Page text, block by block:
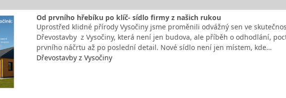
Od prvního hřebíku po klíč- sídlo firmy z našich rukou
Uprostřed klidné přírody Vysočiny jsme proměnili odvážný sen ve
Dřevostavby z Vysočiny, která není jen budova, ale příběh o odhodlání,
prvního náčrtu až po poslední detail. Nové sídlo není jen místem, kde…
Dřevostavby z Vysočiny